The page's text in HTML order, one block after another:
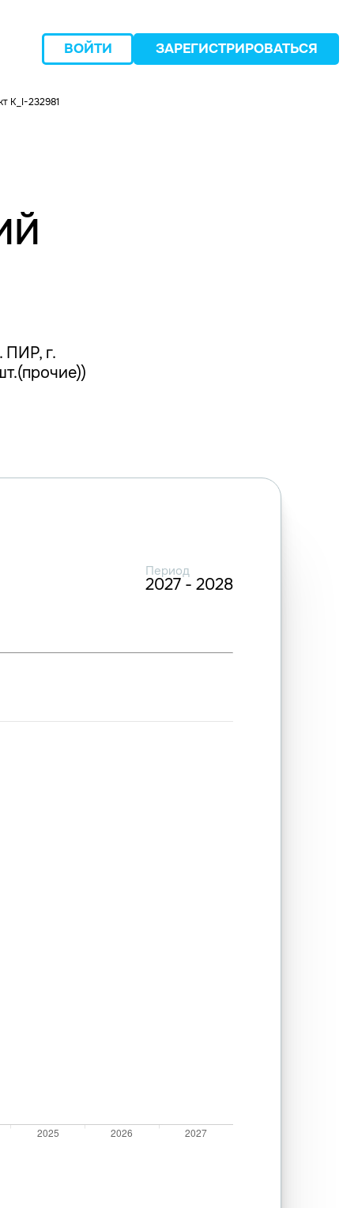
ВОЙТИ ЗАРЕГИСТРИРОВАТЬСЯ
K_I-232981
г.
Период
2027 - 2028